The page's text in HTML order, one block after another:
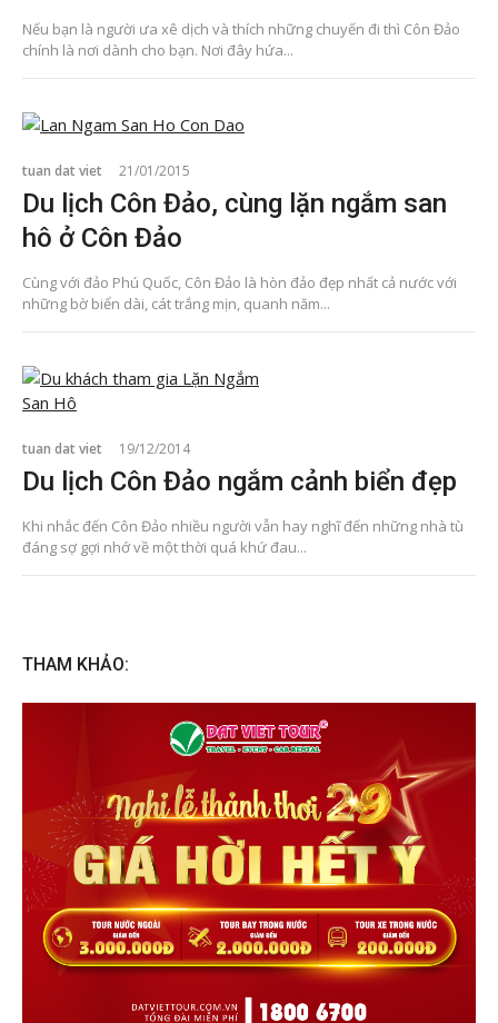
Nếu bạn là người ưa xê dịch và thích những chuyến đi thì Côn Đảo
chính là nơi dành cho bạn. Nơi đây hứa...
tuan dat viet 21/01/2015
Du lịch Côn Đảo, cùng lặn ngắm san
hô ở Côn Đảo
Cùng với đảo Phú Quốc, Côn Đảo là hòn đảo đẹp nhất cả nước với
những bờ biển dài, cát trắng mịn, quanh năm...
tuan dat viet 19/12/2014
Du lịch Côn Đảo ngắm cảnh biển đẹp
Khi nhắc đến Côn Đảo nhiều người vẫn hay nghĩ đến những nhà tù
đáng sợ gợi nhớ về một thời quá khứ đau...
THAM KHẢO: